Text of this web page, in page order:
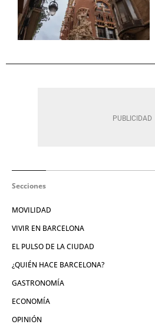
Secciones
MOVILIDAD
VIVIR EN BARCELONA
EL PULSO DE LA CIUDAD
¿QUIÉN HACE BARCELONA?
GASTRONOMÍA
ECONOMÍA
OPINIÓN